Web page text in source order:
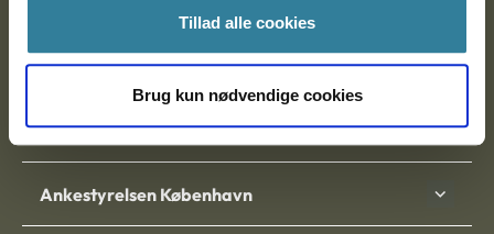
Tillad alle cookies
Brug kun nødvendige cookies
Ankestyrelsen Aalborg
Ankestyrelsen København